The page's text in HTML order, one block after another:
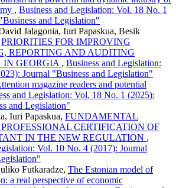
, Business and Legislation: Vol. 18 No. 1
and Legislation"
Jalagonia, Iuri Papaskua, Besik
PRIORITIES FOR IMPROVING
REPORTING AND AUDITING
IN GEORGIA , Business and Legislation:
Journal "Business and Legislation"
magazine readers and potential
and Legislation: Vol. 18 No. 1 (2025):
and Legislation"
Iuri Papaskua, FUNDAMENTAL
CERTIFICATION OF
IN THE NEW REGULATION ,
Vol. 10 No. 4 (2017): Journal
Futkaradze, The Estonian model of
a real perspective of economic